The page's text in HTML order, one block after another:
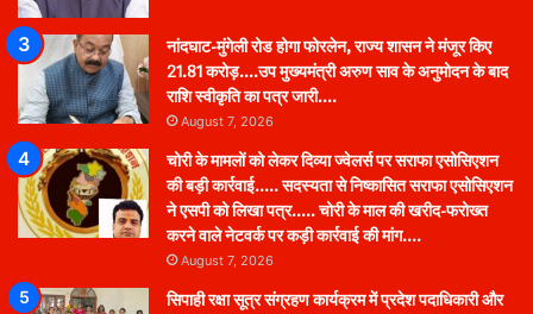
नांदघाट-मुंगेली रोड होगा फोरलेन, राज्य शासन ने मंजूर किए
21.81 करोड़….उप मुख्यमंत्री अरुण साव के अनुमोदन के बाद
राशि स्वीकृति का पत्र जारी….
August 7, 2026
चोरी के मामलों को लेकर दिव्या ज्वेलर्स पर सराफा एसोसिएशन
की बड़ी कार्रवाई….. सदस्यता से निष्कासित सराफा एसोसिएशन
ने एसपी को लिखा पत्र….. चोरी के माल की खरीद-फरोख्त
करने वाले नेटवर्क पर कड़ी कार्रवाई की मांग….
August 7, 2026
सिपाही रक्षा सूत्र संग्रहण कार्यक्रम में प्रदेश पदाधिकारी और